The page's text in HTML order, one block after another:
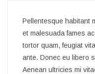
Pellentesque habitant
et malesuada fames
tortor quam, feugiat
ante. Donec eu libero
Aenean ultricies mi